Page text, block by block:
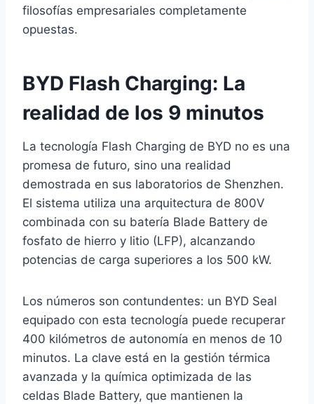
filosofías empresariales completamente
opuestas.
BYD Flash Charging: La
realidad de los 9 minutos
La tecnología Flash Charging de BYD no es una
promesa de futuro, sino una realidad
demostrada en sus laboratorios de Shenzhen.
El sistema utiliza una arquitectura de 800V
combinada con su batería Blade Battery de
fosfato de hierro y litio (LFP), alcanzando
potencias de carga superiores a los 500 kW.
Los números son contundentes: un BYD Seal
equipado con esta tecnología puede recuperar
400 kilómetros de autonomía en menos de 10
minutos. La clave está en la gestión térmica
avanzada y la química optimizada de las
celdas Blade Battery, que mantienen la